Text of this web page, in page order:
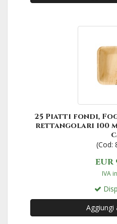
25 Piatti fondi,
rettangolari 100 ml
(Cod:
EUR
IVA
Aggiungi